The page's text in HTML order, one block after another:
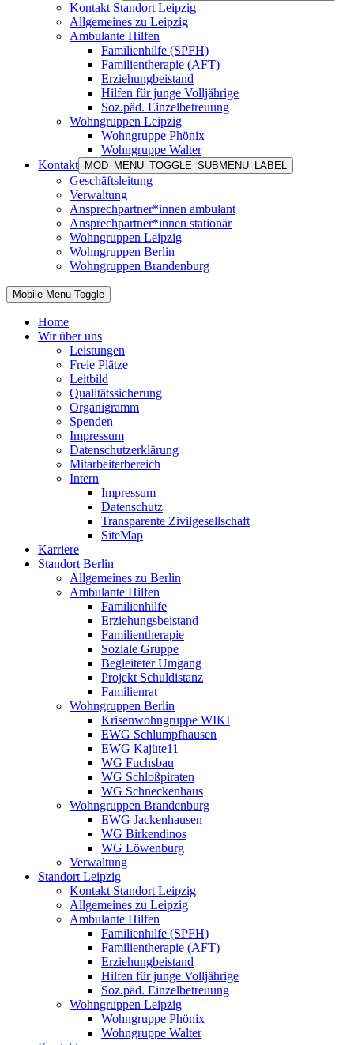
Kontakt Standort Leipzig
Allgemeines zu Leipzig
Ambulante Hilfen
Familienhilfe (SPFH)
Familientherapie (AFT)
Erziehungbeistand
Hilfen für junge Volljährige
Soz.päd. Einzelbetreuung
Wohngruppen Leipzig
Wohngruppe Phönix
Wohngruppe Walter
Kontakt
MOD_MENU_TOGGLE_SUBMENU_LABEL
Geschäftsleitung
Verwaltung
Ansprechpartner*innen ambulant
Ansprechpartner*innen stationär
Wohngruppen Leipzig
Wohngruppen Berlin
Wohngruppen Brandenburg
Mobile Menu Toggle
Home
Wir über uns
Leistungen
Freie Plätze
Leitbild
Qualitätssicherung
Organigramm
Spenden
Impressum
Datenschutzerklärung
Mitarbeiterbereich
Intern
Impressum
Datenschutz
Transparente Zivilgesellschaft
SiteMap
Karriere
Standort Berlin
Allgemeines zu Berlin
Ambulante Hilfen
Familienhilfe
Erziehungsbeistand
Familientherapie
Soziale Gruppe
Begleiteter Umgang
Projekt Schuldistanz
Familienrat
Wohngruppen Berlin
Krisenwohngruppe WIKI
EWG Schlumpfhausen
EWG Kajüte11
WG Fuchsbau
WG Schloßpiraten
WG Schneckenhaus
Wohngruppen Brandenburg
EWG Jackenhausen
WG Birkendinos
WG Löwenburg
Verwaltung
Standort Leipzig
Kontakt Standort Leipzig
Allgemeines zu Leipzig
Ambulante Hilfen
Familienhilfe (SPFH)
Familientherapie (AFT)
Erziehungbeistand
Hilfen für junge Volljährige
Soz.päd. Einzelbetreuung
Wohngruppen Leipzig
Wohngruppe Phönix
Wohngruppe Walter